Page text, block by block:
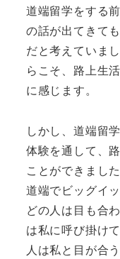
道端留学をする
の話が出てきて
だと考えていま
らこそ、路上生
に感じます。
しかし、道端留
体験を通して、
ことができました
道端でビッグイ
どの人は目も合
は私に呼び掛け
人は私と目が合